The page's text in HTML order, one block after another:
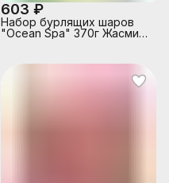
603 ₽
Набор бурлящих шаров
"Ocean Spa" 370г Жасмин